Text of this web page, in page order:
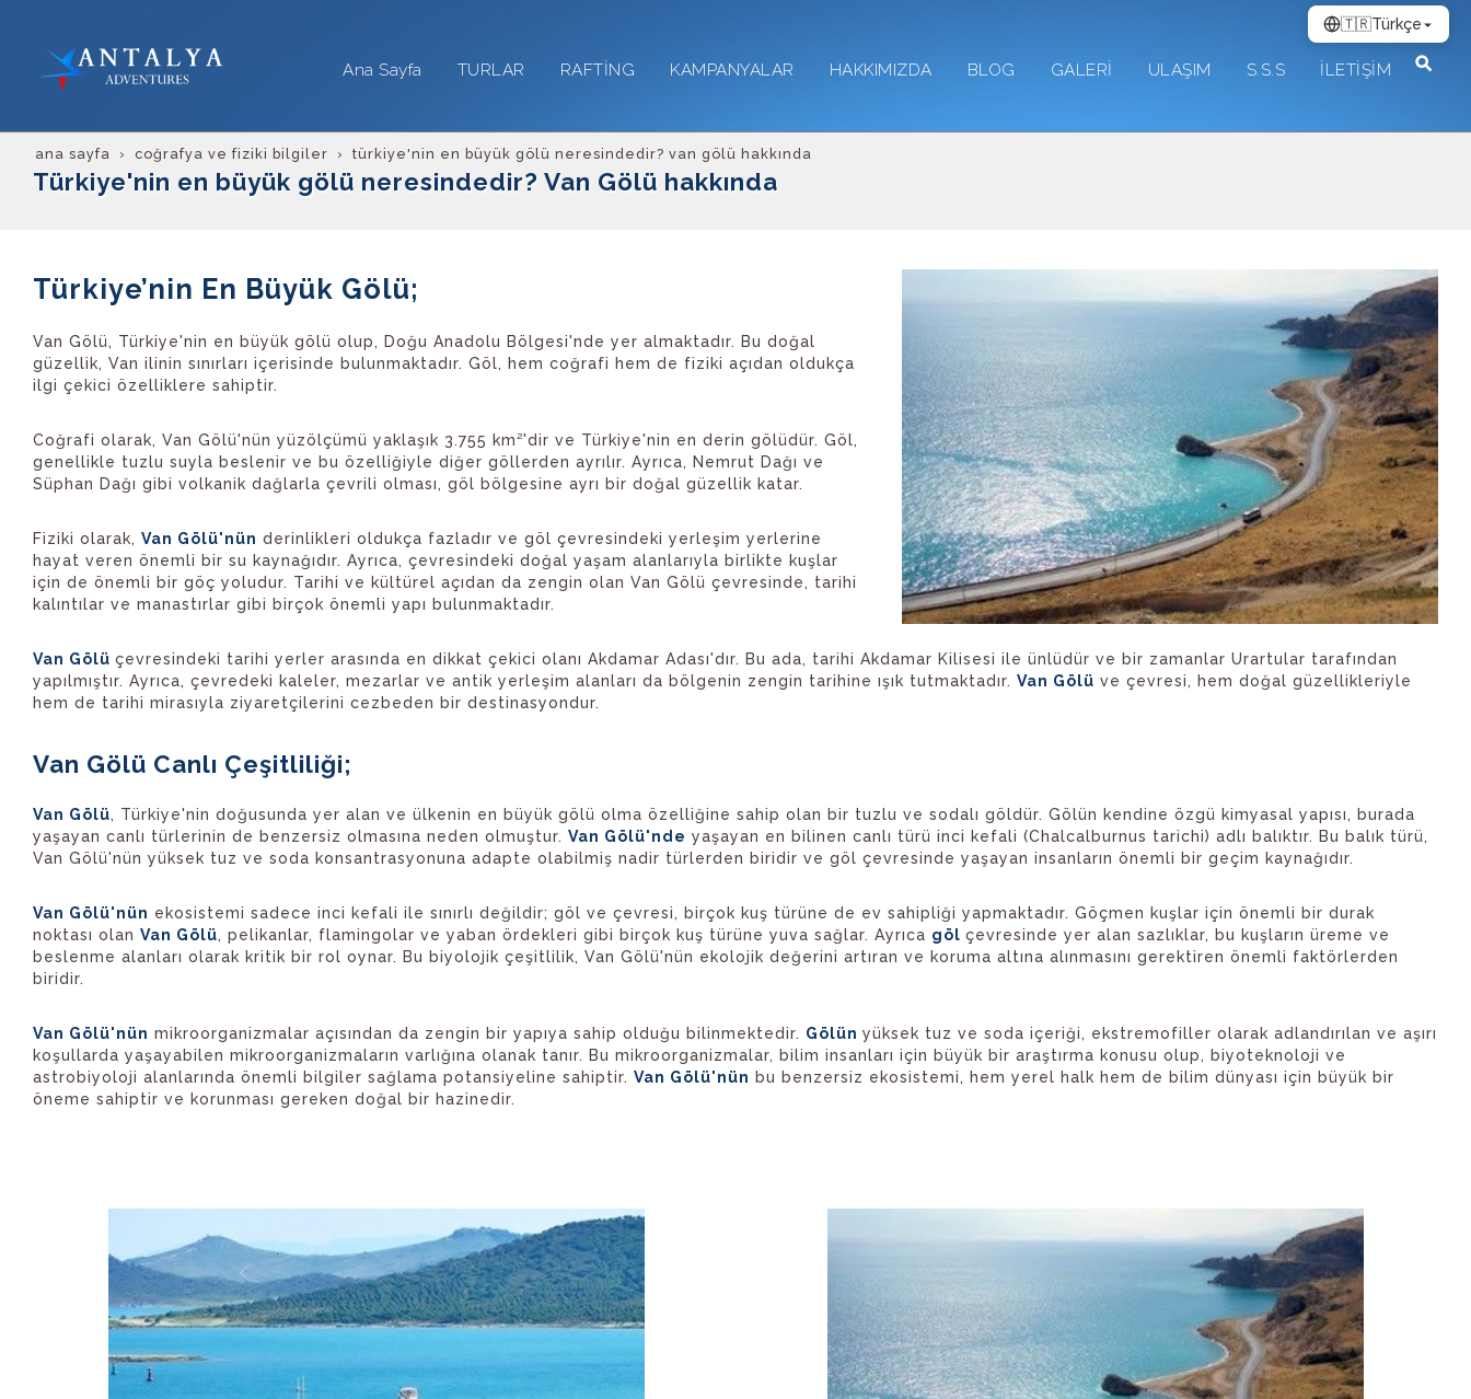
Ana Sayfa TURLAR RAFTİNG KAMPANYALAR HAKKIMIZDA BLOG GALERİ ULAŞIM S.S.S İLETİŞİM
ana sayfa coğrafya ve fiziki bilgiler türkiye'nin en büyük gölü neresindedir? van gölü hakkında
Türkiye'nin en büyük gölü neresindedir? Van Gölü hakkında
Türkiye’nin En Büyük Gölü;
Van Gölü, Türkiye'nin en büyük gölü olup, Doğu Anadolu Bölgesi'nde yer almaktadır. Bu doğal
güzellik, Van ilinin sınırları içerisinde bulunmaktadır. Göl, hem coğrafi hem de fiziki açıdan oldukça
ilgi çekici özelliklere sahiptir.
Coğrafi olarak, Van Gölü'nün yüzölçümü yaklaşık 3.755 km²'dir ve Türkiye'nin en derin gölüdür. Göl,
genellikle tuzlu suyla beslenir ve bu özelliğiyle diğer göllerden ayrılır. Ayrıca, Nemrut Dağı ve
Süphan Dağı gibi volkanik dağlarla çevrili olması, göl bölgesine ayrı bir doğal güzellik katar.
Fiziki olarak, Van Gölü'nün derinlikleri oldukça fazladır ve göl çevresindeki yerleşim yerlerine
hayat veren önemli bir su kaynağıdır. Ayrıca, çevresindeki doğal yaşam alanlarıyla birlikte kuşlar
için de önemli bir göç yoludur. Tarihi ve kültürel açıdan da zengin olan Van Gölü çevresinde, tarihi
kalıntılar ve manastırlar gibi birçok önemli yapı bulunmaktadır.
Van Gölü çevresindeki tarihi yerler arasında en dikkat çekici olanı Akdamar Adası'dır. Bu ada, tarihi Akdamar Kilisesi ile ünlüdür ve bir zamanlar Urartular tarafından
yapılmıştır. Ayrıca, çevredeki kaleler, mezarlar ve antik yerleşim alanları da bölgenin zengin tarihine ışık tutmaktadır. Van Gölü ve çevresi, hem doğal güzellikleriyle
hem de tarihi mirasıyla ziyaretçilerini cezbeden bir destinasyondur.
Van Gölü Canlı Çeşitliliği;
Van Gölü, Türkiye'nin doğusunda yer alan ve ülkenin en büyük gölü olma özelliğine sahip olan bir tuzlu ve sodalı göldür. Gölün kendine özgü kimyasal yapısı, burada
yaşayan canlı türlerinin de benzersiz olmasına neden olmuştur. Van Gölü'nde yaşayan en bilinen canlı türü inci kefali (Chalcalburnus tarichi) adlı balıktır. Bu balık türü,
Van Gölü'nün yüksek tuz ve soda konsantrasyonuna adapte olabilmiş nadir türlerden biridir ve göl çevresinde yaşayan insanların önemli bir geçim kaynağıdır.
Van Gölü'nün ekosistemi sadece inci kefali ile sınırlı değildir; göl ve çevresi, birçok kuş türüne de ev sahipliği yapmaktadır. Göçmen kuşlar için önemli bir durak
noktası olan Van Gölü, pelikanlar, flamingolar ve yaban ördekleri gibi birçok kuş türüne yuva sağlar. Ayrıca göl çevresinde yer alan sazlıklar, bu kuşların üreme ve
beslenme alanları olarak kritik bir rol oynar. Bu biyolojik çeşitlilik, Van Gölü'nün ekolojik değerini artıran ve koruma altına alınmasını gerektiren önemli faktörlerden
biridir.
Van Gölü'nün mikroorganizmalar açısından da zengin bir yapıya sahip olduğu bilinmektedir. Gölün yüksek tuz ve soda içeriği, ekstremofiller olarak adlandırılan ve aşırı
koşullarda yaşayabilen mikroorganizmaların varlığına olanak tanır. Bu mikroorganizmalar, bilim insanları için büyük bir araştırma konusu olup, biyoteknoloji ve
astrobiyoloji alanlarında önemli bilgiler sağlama potansiyeline sahiptir. Van Gölü'nün bu benzersiz ekosistemi, hem yerel halk hem de bilim dünyası için büyük bir
öneme sahiptir ve korunması gereken doğal bir hazinedir.
🇹🇷Türkçe